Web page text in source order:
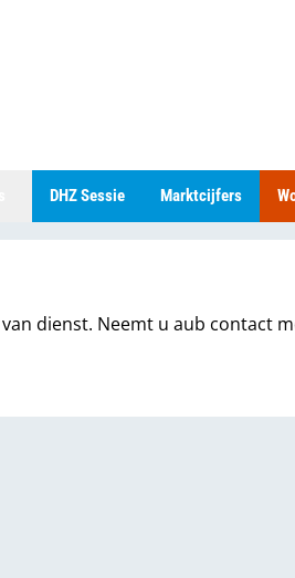
DHZ Sessie Marktcijfers
dienst. Neemt u aub contact